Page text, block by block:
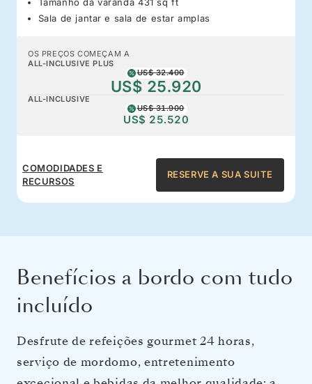
Sala de jantar e sala de estar amplas
OS PREÇOS COMEÇAM A
ALL-INCLUSIVE PLUS
US$ 32.400
US$ 25.920
ALL-INCLUSIVE
US$ 31.900
US$ 25.520
COMODIDADES E
RECURSOS
RESERVE A SUA SUITE
Benefícios a bordo com tudo
incluído
Desfrute de refeições gourmet 24 horas,
serviço de mordomo, entretenimento